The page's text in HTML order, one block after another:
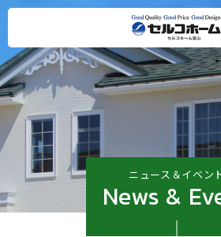
ニュース＆イベン
News &